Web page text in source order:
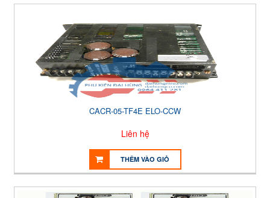
CACR-05-TF4E ELO-CCW
Liên hệ
THÊM VÀO GIỎ